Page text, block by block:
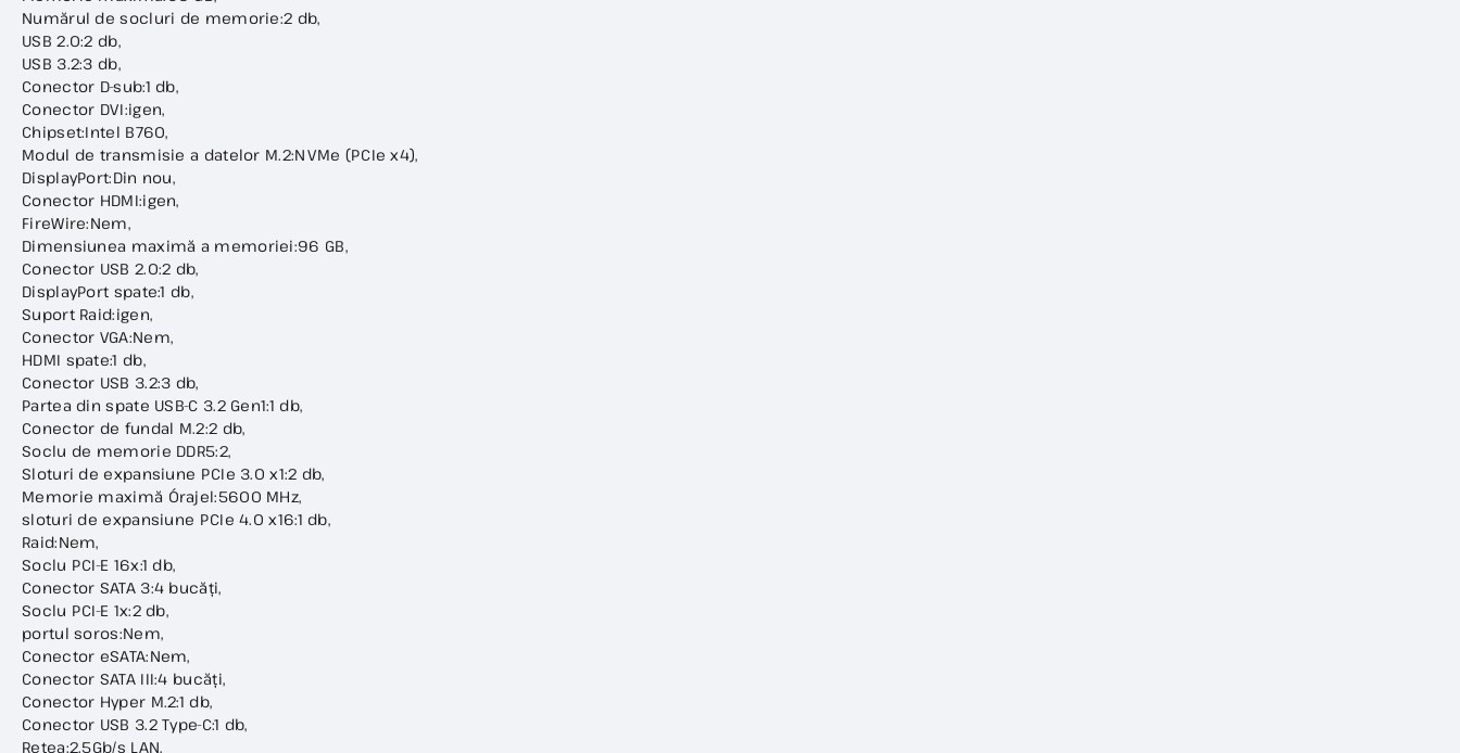
Numărul de socluri de memorie:2 db,
USB 2.0:2 db,
USB 3.2:3 db,
Conector D-sub:1 db,
Conector DVI:igen,
Chipset:Intel B760,
Modul de transmisie a datelor M.2:NVMe (PCIe x4),
DisplayPort:Din nou,
Conector HDMI:igen,
FireWire:Nem,
Dimensiunea maximă a memoriei:96 GB,
Conector USB 2.0:2 db,
DisplayPort spate:1 db,
Suport Raid:igen,
Conector VGA:Nem,
HDMI spate:1 db,
Conector USB 3.2:3 db,
Partea din spate USB-C 3.2 Gen1:1 db,
Conector de fundal M.2:2 db,
Soclu de memorie DDR5:2,
Sloturi de expansiune PCIe 3.0 x1:2 db,
Memorie maximă Órajel:5600 MHz,
sloturi de expansiune PCIe 4.0 x16:1 db,
Raid:Nem,
Soclu PCI-E 16x:1 db,
Conector SATA 3:4 bucăți,
Soclu PCI-E 1x:2 db,
portul soros:Nem,
Conector eSATA:Nem,
Conector SATA III:4 bucăți,
Conector Hyper M.2:1 db,
Conector USB 3.2 Type-C:1 db,
Rețea:2.5Gb/s LAN,